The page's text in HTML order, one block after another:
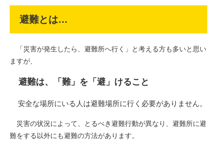
避難とは…
「災害が発生したら、避難所へ行く」と考える方も多いと思い
ますが、
避難は、「難」を「避」けること
安全な場所にいる人は避難場所に行く必要がありません。
災害の状況によって、とるべき避難行動が異なり、避難所に避
難をする以外にも避難の方法があります。